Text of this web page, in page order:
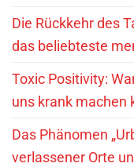
Die Rückkehr des
das beliebteste
Toxic Positivity:
uns krank machen
Das Phänomen
verlassener Orte